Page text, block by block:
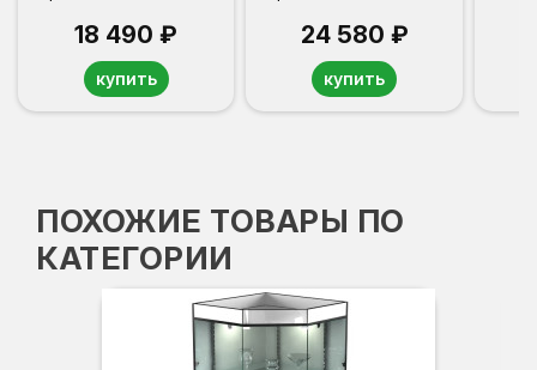
18 490 ₽
купить
24 580 ₽
купить
ПОХОЖИЕ ТОВАРЫ ПО
КАТЕГОРИИ